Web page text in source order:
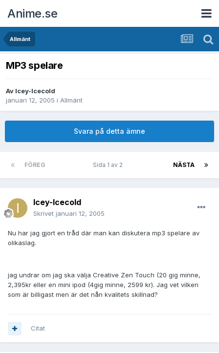
Anime.se
Allmänt
MP3 spelare
Av Icey-Icecold
januari 12, 2005 i Allmänt
Svara på detta ämne
FÖREG NÄSTA
Sida 1 av 2
Icey-Icecold
Skrivet januari 12, 2005
Nu har jag gjort en tråd där man kan diskutera mp3 spelare av
olikaslag.
jag undrar om jag ska välja Creative Zen Touch (20 gig minne,
2,395kr eller en mini ipod (4gig minne, 2599 kr). Jag vet vilken
som är billigast men är det nån kvalitets skillnad?
Citat